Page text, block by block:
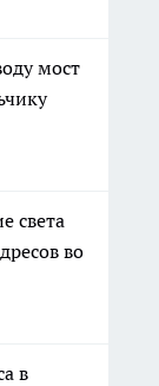
мост
света
во
в